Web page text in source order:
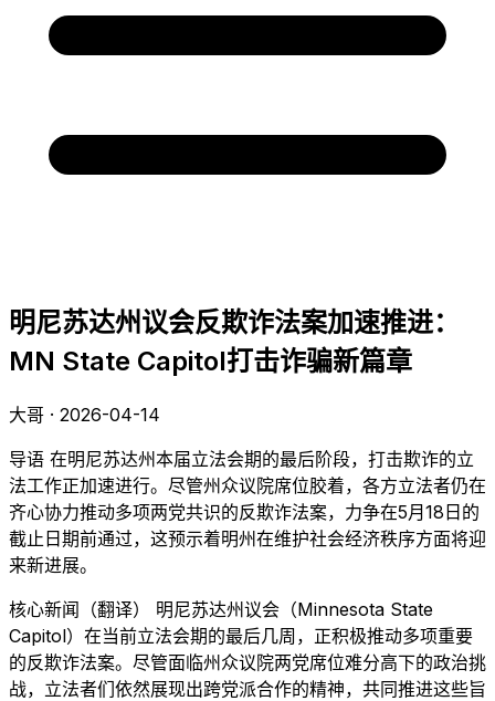
明尼苏达州议会反欺诈法案加速推进：
MN State Capitol打击诈骗新篇章
大哥 · 2026-04-14
导语 在明尼苏达州本届立法会期的最后阶段，打击欺诈的立
法工作正加速进行。尽管州众议院席位胶着，各方立法者仍在
齐心协力推动多项两党共识的反欺诈法案，力争在5月18日的
截止日期前通过，这预示着明州在维护社会经济秩序方面将迎
来新进展。
核心新闻（翻译） 明尼苏达州议会（Minnesota State
Capitol）在当前立法会期的最后几周，正积极推动多项重要
的反欺诈法案。尽管面临州众议院两党席位难分高下的政治挑
战，立法者们依然展现出跨党派合作的精神，共同推进这些旨